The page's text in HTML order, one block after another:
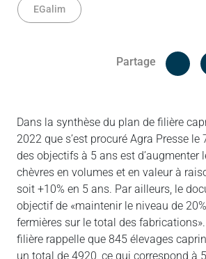
EGalim
Partage
Dans la synthèse du plan de filière
2022 que s’est procuré Agra Presse le
des objectifs à 5 ans est d’augmenter
chèvres en volumes et en valeur à
soit +10% en 5 ans. Par ailleurs, le
objectif de «maintenir le niveau de
fermières sur le total des
filière rappelle que 845 élevages
un total de 4920, ce qui correspond à